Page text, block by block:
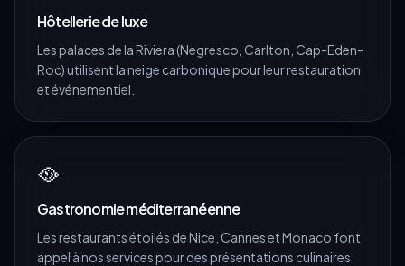
Hôtellerie de luxe
Les palaces de la Riviera (Negresco, Carlton, Cap-Eden-
Roc) utilisent la neige carbonique pour leur restauration
et événementiel.
🥘
Gastronomie méditerranéenne
Les restaurants étoilés de Nice, Cannes et Monaco font
appel à nos services pour des présentations culinaires